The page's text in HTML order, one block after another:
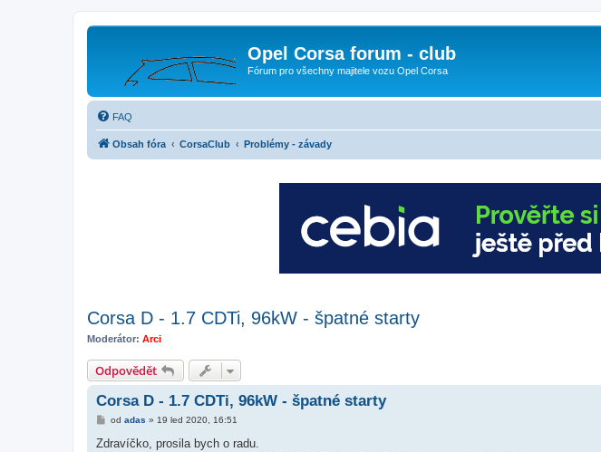
Opel Corsa forum - club
Fórum pro všechny majitele vozu Opel Corsa
FAQ
Obsah fóra CorsaClub Problémy - závady
Corsa D - 1.7 CDTi, 96kW - špatné starty
Moderátor: Arci
Odpovědět
Corsa D - 1.7 CDTi, 96kW - špatné starty
P
í
od adas » 19 led 2020, 16:51
Zdravíčko, prosila bych o radu.